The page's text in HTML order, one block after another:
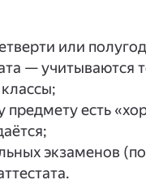
или
— учитываются
предмету есть
экзаменов